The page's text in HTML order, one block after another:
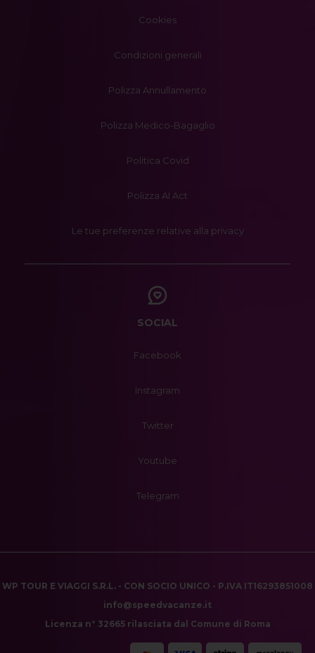
Cookies
Condizioni generali
Polizza Annullamento
Polizza Medico-Bagaglio
Politica Covid
Polizza AI Act
Le tue preferenze relative alla privacy
SOCIAL
Facebook
Instagram
Twitter
Youtube
Telegram
WP TOUR E VIAGGI S.R.L. - CON SOCIO UNICO - P.IVA IT16293851008
info@speedvacanze.it
Licenza n° 32665 rilasciata dal Comune di Roma